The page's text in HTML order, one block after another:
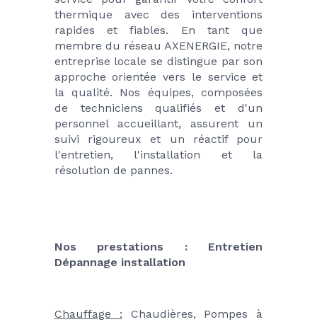
thermique avec des interventions
rapides et fiables. En tant que
membre du réseau AXENERGIE, notre
entreprise locale se distingue par son
approche orientée vers le service et
la qualité. Nos équipes, composées
de techniciens qualifiés et d'un
personnel accueillant, assurent un
suivi rigoureux et un réactif pour
l'entretien, l'installation et la
résolution de pannes.
Nos prestations :
Entretien
Dépannage installation
Chauffage : Chaudières, Pompes à